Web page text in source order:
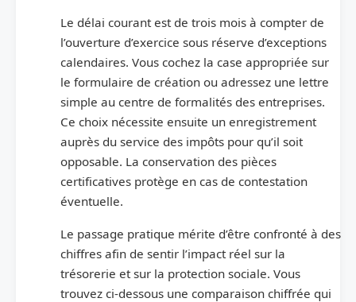
Le délai courant est de trois mois à compter de
l’ouverture d’exercice sous réserve d’exceptions
calendaires. Vous cochez la case appropriée sur
le formulaire de création ou adressez une lettre
simple au centre de formalités des entreprises.
Ce choix nécessite ensuite un enregistrement
auprès du service des impôts pour qu’il soit
opposable. La conservation des pièces
certificatives protège en cas de contestation
éventuelle.
Le passage pratique mérite d’être confronté à des
chiffres afin de sentir l’impact réel sur la
trésorerie et sur la protection sociale. Vous
trouvez ci-dessous une comparaison chiffrée qui